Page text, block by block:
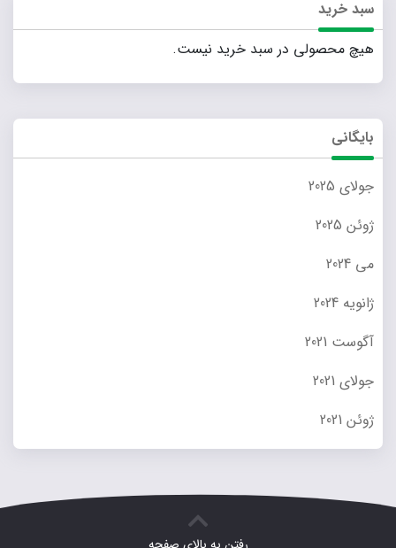
سبد خرید
هیچ محصولی در سبد خرید نیست.
بایگانی
جولای 2025
ژوئن 2025
می 2024
ژانویه 2024
آگوست 2021
جولای 2021
ژوئن 2021